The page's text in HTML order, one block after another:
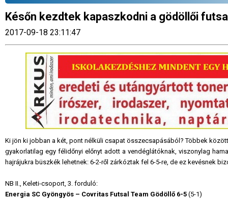
Későn kezdtek kapaszkodni a gödöllői
2017-09-18 23:11:47
Ki jön ki jobban a két, pont nélküli csapat összecsapásából? Többek
gyakorlatilag egy félidőnyi előnyt adott a vendéglátóknak, viszonylag
hajrájukra büszkék lehetnek: 6-2-ről zárkóztak fel 6-5-re, de ez kevésnek
NB II., Keleti-csoport, 3. forduló:
Energia SC Gyöngyös – Covritas Futsal Team Gödöllő 6-5 (5-1)